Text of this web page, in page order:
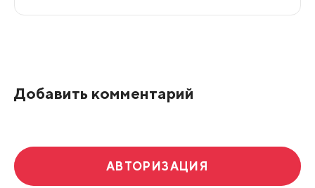
Добавить комментарий
АВТОРИЗАЦИЯ